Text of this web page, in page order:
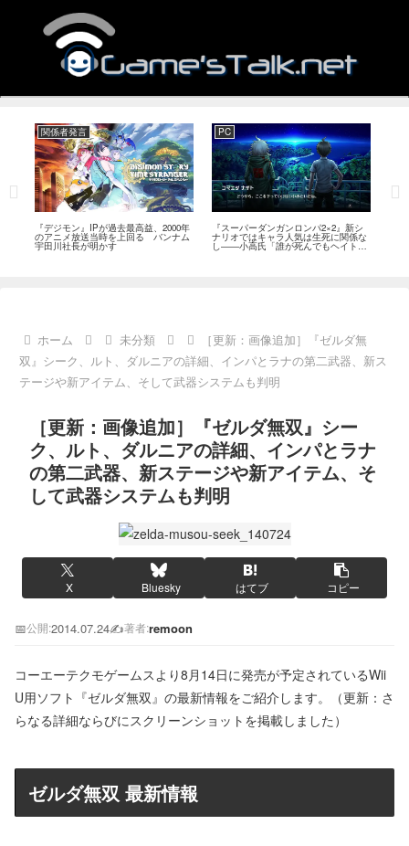
関係者発言
『デジモン』IPが過去最高益、2000年
のアニメ放送当時を上回る バンナム
宇田川社長が明かす
PC
『スーパーダンガンロンパ2×2』新シ
ナリオではキャラ人気は生死に関係な
し――小高氏「誰が死んでもヘイトメ
ールは送らないで」
ホーム 未分類
［更新：画像追加］『ゼルダ無
双』シーク、ルト、ダルニアの詳細、インパとラナの第二武器、新ス
テージや新アイテム、そして武器システムも判明
［更新：画像追加］『ゼルダ無双』シー
ク、ルト、ダルニアの詳細、インパとラナ
の第二武器、新ステージや新アイテム、そ
して武器システムも判明
X Bluesky はてブ コピー
📅公開:2014.07.24✍️著者:remoon
コーエーテクモゲームスより8月14日に発売が予定されているWii
U用ソフト『ゼルダ無双』の最新情報をご紹介します。（更新：さ
らなる詳細ならびにスクリーンショットを掲載しました）
ゼルダ無双 最新情報